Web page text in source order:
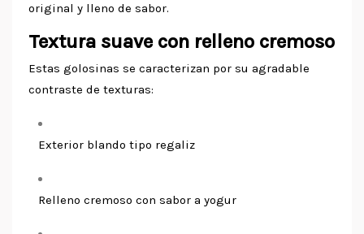
original y lleno de sabor.
Textura suave con relleno cremoso
Estas golosinas se caracterizan por su agradable
contraste de texturas:
Exterior blando tipo regaliz
Relleno cremoso con sabor a yogur